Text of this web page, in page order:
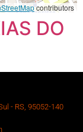
contributors
DO
- RS, 95052-140